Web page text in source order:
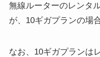
無線ルーターのレンタ
が、10ギガプランの場
なお、10ギガプランは